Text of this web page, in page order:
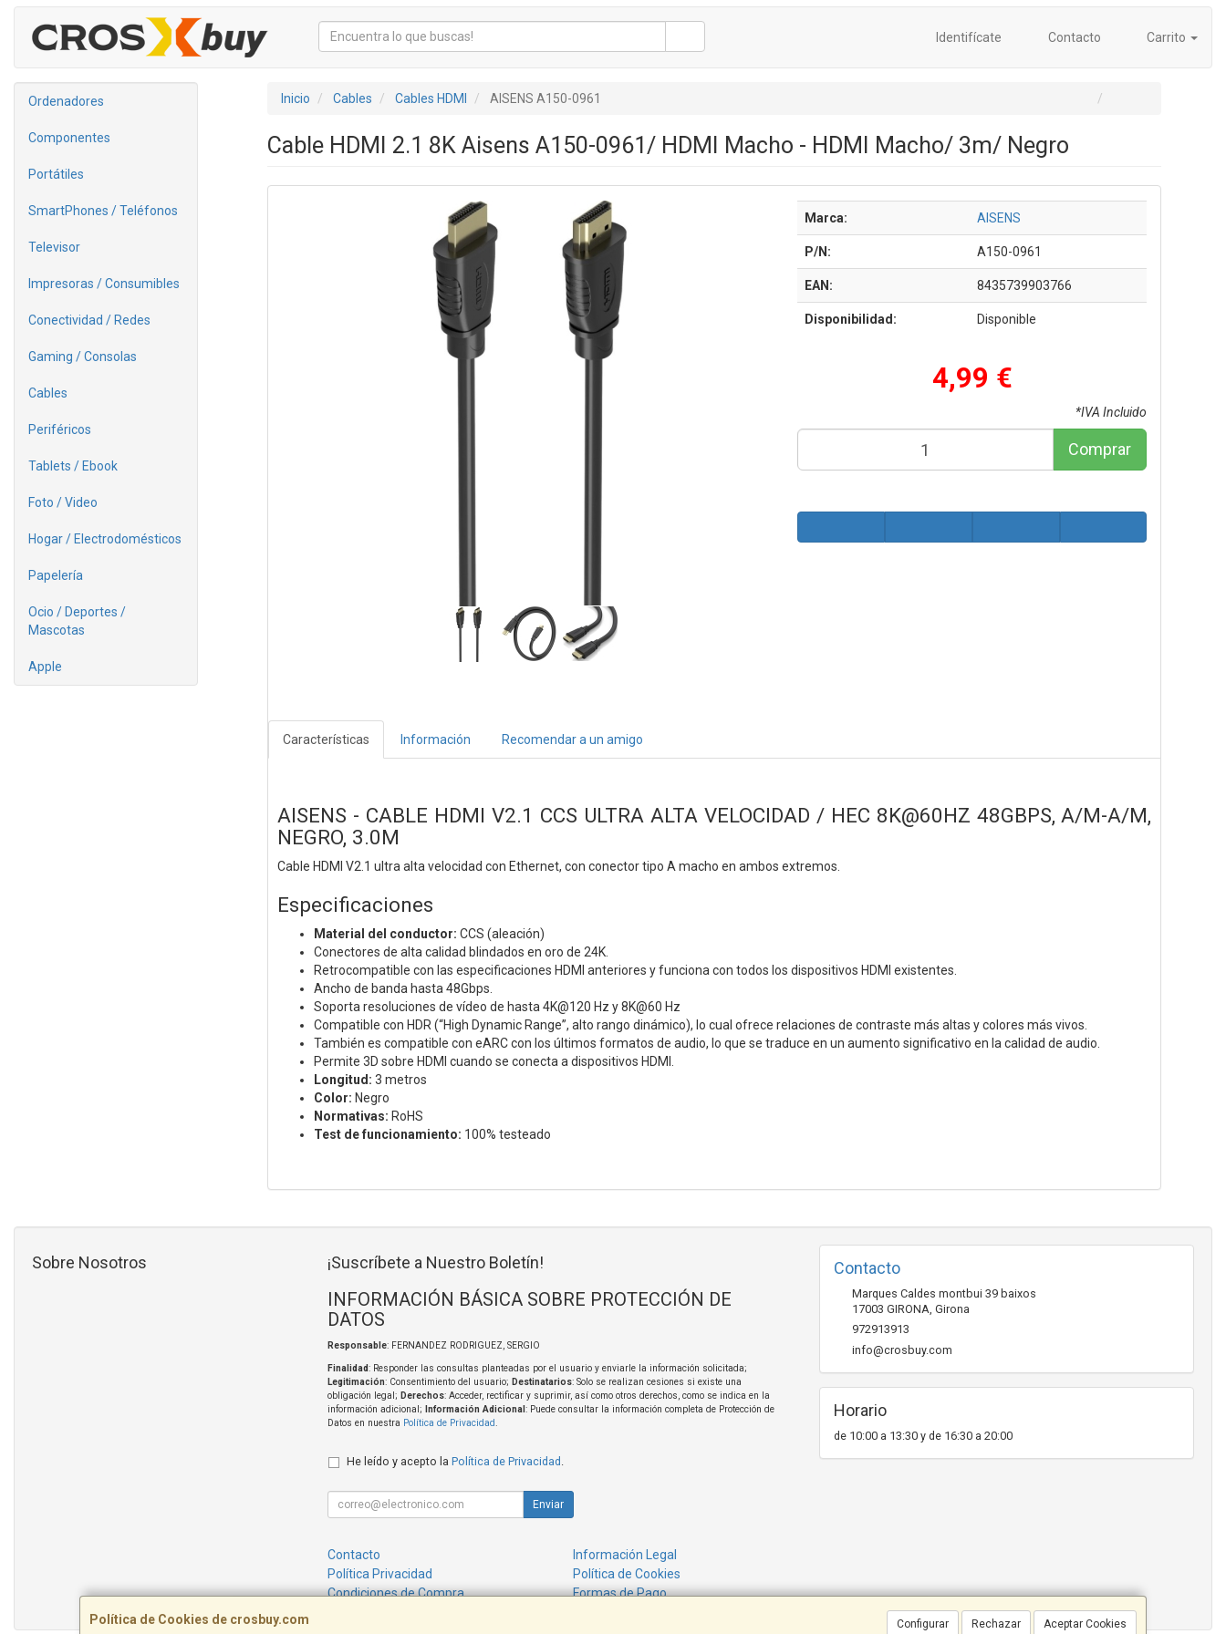
Identifícate Contacto Carrito
Ordenadores
Componentes
Portátiles
SmartPhones / Teléfonos
Televisor
Impresoras / Consumibles
Conectividad / Redes
Gaming / Consolas
Cables
Periféricos
Tablets / Ebook
Foto / Video
Hogar / Electrodomésticos
Papelería
Ocio / Deportes /
Mascotas
Apple
Inicio Cables Cables HDMI AISENS A150-0961
Cable HDMI 2.1 8K Aisens A150-0961/ HDMI Macho - HDMI Macho/ 3m/ Negro
Marca: AISENS
P/N: A150-0961
EAN: 8435739903766
Disponibilidad: Disponible
4,99 €
*IVA Incluido
Comprar
Características Información Recomendar a un amigo
AISENS - CABLE HDMI V2.1 CCS ULTRA ALTA VELOCIDAD / HEC 8K@60HZ 48GBPS, A/M-A/M,
NEGRO, 3.0M
Cable HDMI V2.1 ultra alta velocidad con Ethernet, con conector tipo A macho en ambos extremos.
Especificaciones
Material del conductor: CCS (aleación)
Conectores de alta calidad blindados en oro de 24K.
Retrocompatible con las especificaciones HDMI anteriores y funciona con todos los dispositivos HDMI existentes.
Ancho de banda hasta 48Gbps.
Soporta resoluciones de vídeo de hasta 4K@120 Hz y 8K@60 Hz
Compatible con HDR (“High Dynamic Range”, alto rango dinámico), lo cual ofrece relaciones de contraste más altas y colores más vivos.
También es compatible con eARC con los últimos formatos de audio, lo que se traduce en un aumento significativo en la calidad de audio.
Permite 3D sobre HDMI cuando se conecta a dispositivos HDMI.
Longitud: 3 metros
Color: Negro
Normativas: RoHS
Test de funcionamiento: 100% testeado
Política de Cookies de crosbuy.com Configurar Rechazar Aceptar Cookies
Sobre Nosotros ¡Suscríbete a Nuestro Boletín!
INFORMACIÓN BÁSICA SOBRE PROTECCIÓN DE
DATOS
Responsable: FERNANDEZ RODRIGUEZ, SERGIO
Finalidad: Responder las consultas planteadas por el usuario y enviarle la información solicitada;
Legitimación: Consentimiento del usuario; Destinatarios: Solo se realizan cesiones si existe una
obligación legal; Derechos: Acceder, rectificar y suprimir, así como otros derechos, como se indica en la
información adicional;
Información Adicional : Puede consultar la información completa de Protección de
Datos en nuestra Política de Privacidad.
He leído y acepto la Política de Privacidad .
Enviar
Contacto
Información Legal
Política Privacidad
Política de Cookies
Condiciones de Compra
Formas de Pago
Contacto
Marques Caldes montbui 39 baixos
17003 GIRONA, Girona
972913913
info@crosbuy.com
Horario
de 10:00 a 13:30 y de 16:30 a 20:00